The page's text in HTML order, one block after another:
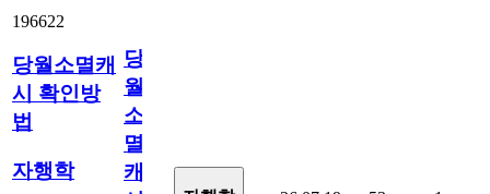
196622
당월소멸캐
시 확인방
법
자행학
당
월
소
멸
캐